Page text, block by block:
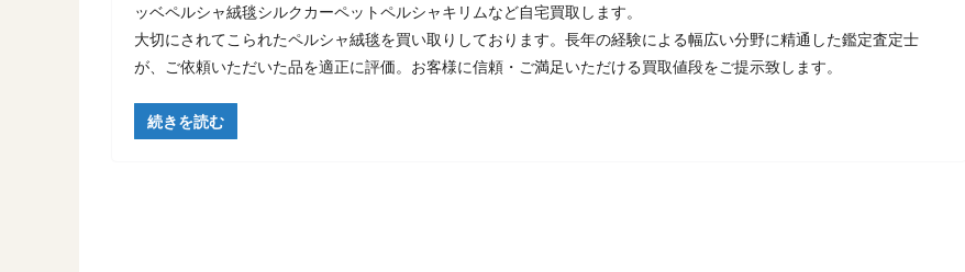
ッベペルシャ絨毯シルクカーペットペルシャキリムなど自宅買取します。
大切にされてこられたペルシャ絨毯を買い取りしております。長年の経験による幅広い分野に精通した鑑定査定士
が、ご依頼いただいた品を適正に評価。お客様に信頼・ご満足いただける買取値段をご提示致します。
続きを読む